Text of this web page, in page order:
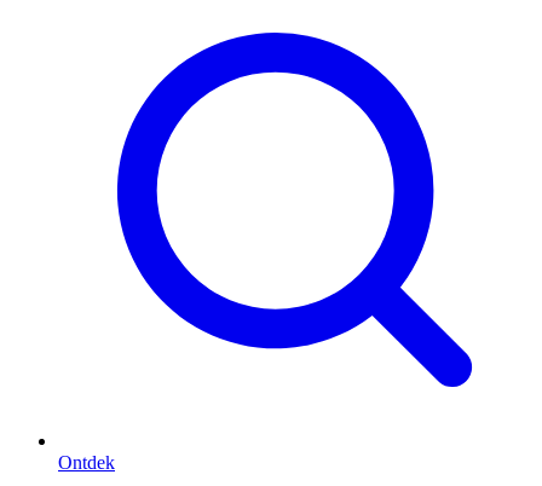
Ontdek